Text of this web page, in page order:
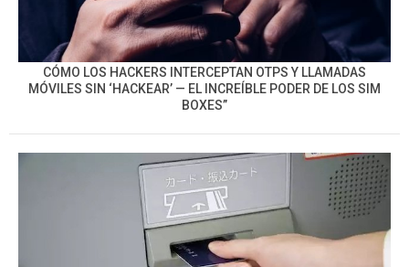
CÓMO LOS HACKERS INTERCEPTAN OTPS Y LLAMADAS
MÓVILES SIN ‘HACKEAR’ — EL INCREÍBLE PODER DE LOS SIM
BOXES”